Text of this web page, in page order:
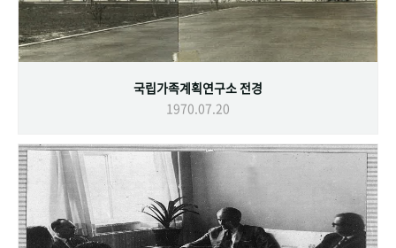
국립가족계획연구소 전경
1970.07.20